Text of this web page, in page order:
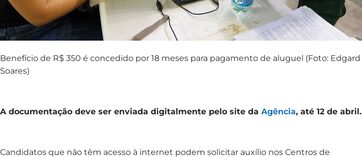
Benefício de R$ 350 é concedido por 18 meses para pagamento de aluguel (Foto: Edgard
Soares)
A documentação deve ser enviada digitalmente pelo site da Agência, até 12 de abril.
Candidatos que não têm acesso à internet podem solicitar auxílio nos Centros de